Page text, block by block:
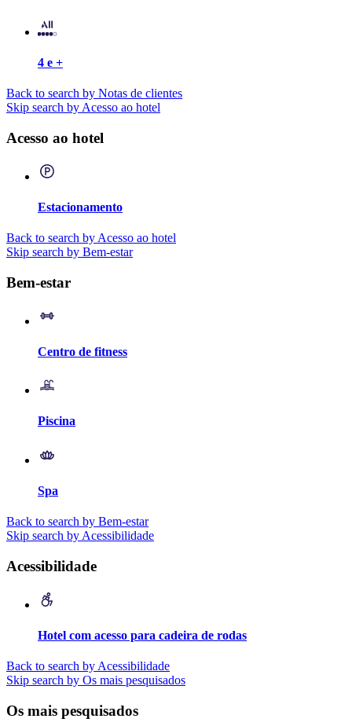
4 e +
Back to search by Notas de clientes
Skip search by Acesso ao hotel
Acesso ao hotel
Estacionamento
Back to search by Acesso ao hotel
Skip search by Bem-estar
Bem-estar
Centro de fitness
Piscina
Spa
Back to search by Bem-estar
Skip search by Acessibilidade
Acessibilidade
Hotel com acesso para cadeira de rodas
Back to search by Acessibilidade
Skip search by Os mais pesquisados
Os mais pesquisados